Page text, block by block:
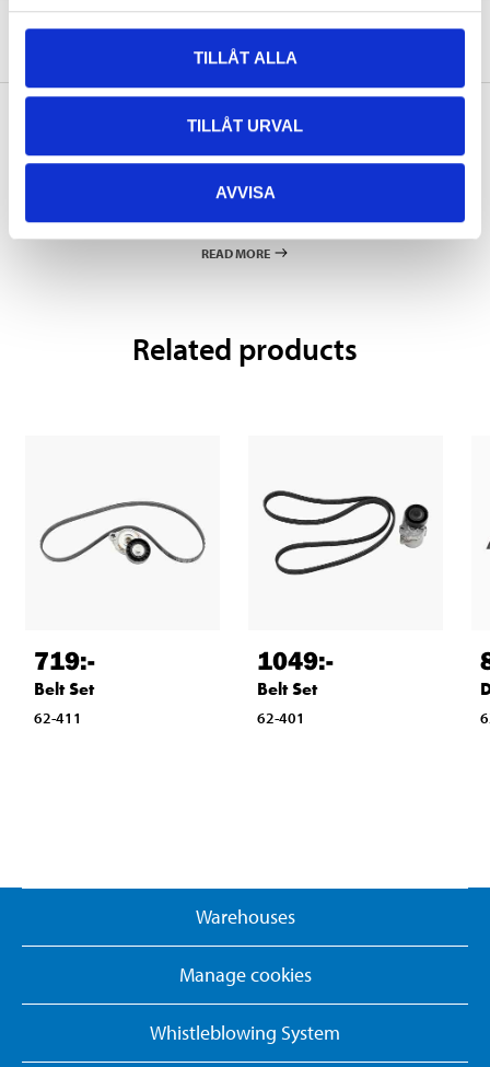
TILLÅT ALLA
TILLÅT URVAL
AVVISA
About the manufacturer
Pay & Collect
Pay & Collect in your local store within 2 hours! For more information
about the service and our terms.
READ MORE
Related products
719:-
Belt Set
62-411
1049:-
Belt Set
62-401
Warehouses
Manage cookies
Whistleblowing System